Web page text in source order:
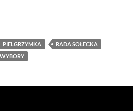
mieszkańcy Pielgrzymki wybiorą
PIELGRZYMKA
RADA SOŁECKA
WYBORY